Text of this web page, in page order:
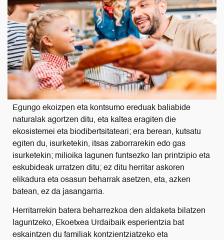
Egungo ekoizpen eta kontsumo ereduak baliabide
naturalak agortzen ditu, eta kaltea eragiten die
ekosistemei eta biodibertsitateari; era berean, kutsatu
egiten du, isurketekin, itsas zaborrarekin edo gas
isurketekin; milioika lagunen funtsezko lan printzipio eta
eskubideak urratzen ditu; ez ditu herritar askoren
elikadura eta osasun beharrak asetzen, eta, azken
batean, ez da jasangarria.
Herritarrekin batera beharrezkoa den aldaketa bilatzen
laguntzeko, Ekoetxea Urdaibaik esperientzia bat
eskaintzen du familiak kontzientziatzeko eta